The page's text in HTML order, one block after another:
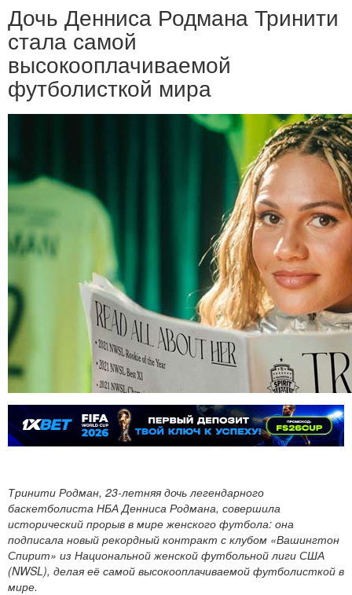
Дочь Денниса Родмана Тринити
стала самой
высокооплачиваемой
футболисткой мира
Тринити Родман, 23-летняя дочь легендарного
баскетболиста НБА Денниса Родмана, совершила
исторический прорыв в мире женского футбола: она
подписала новый рекордный контракт с клубом «Вашингтон
Спирит» из Национальной женской футбольной лиги США
(NWSL), делая её самой высокооплачиваемой футболисткой в
мире.